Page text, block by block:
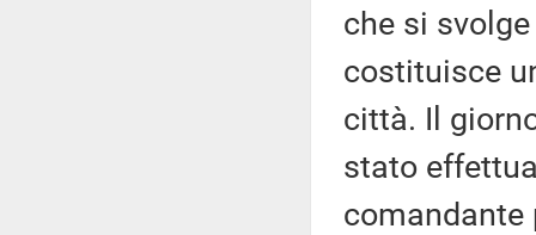
che si
costituisce
città. Il
stato
comandante